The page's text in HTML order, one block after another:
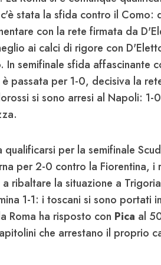
stata la sfida contro il Como:
con la rete firmata da
ai calci di rigore con
In semifinale sfida affascinante
passata per 1-0, decisiva la
si sono arresi al Napoli: 1-
per la semifinale
per 2-0 contro la Fiorentina, i
ribaltare la situazione a
1-1: i toscani si sono portati
Roma ha risposto con Pica al
che arrestano il proprio